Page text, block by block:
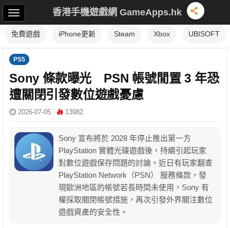
香港手機遊戲網 GameApps.hk
免費遊戲 iPhone更新 Steam Xbox UBISOFT
PS5
Sony 條款曝光 PSN 帳號閒置 3 年恐
遭關閉引發數位遊戲憂慮
2026-07-05 13982
Sony 宣布將於 2028 年停止推出第一方
PlayStation 實體光碟遊戲後，持續引起玩家
對數位遊戲保存問題的討論。近日有玩家翻查
PlayStation Network（PSN） 服務條款，發
現歐洲地區的帳號若長時間未使用，Sony 有
權採取關閉帳號措施，再次引發外界關注數位
遊戲資產的安全性。